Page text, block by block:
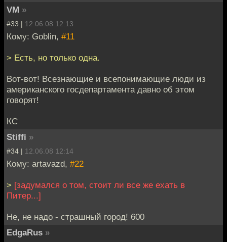
VM »
#33 | 12.06.08 12:13
Кому: Goblin, #11
> Есть, но только одна.
Вот-вот! Всезнающие и всепонимающие люди из
американского госдепартамента давно об этом
говорят!
КС
Stiffi »
#34 | 12.06.08 12:14
Кому: artavazd, #22
> [задумался о том, стоит ли все же ехать в
Питер...]
Не, не надо - страшный город! 600
EdgaRus »